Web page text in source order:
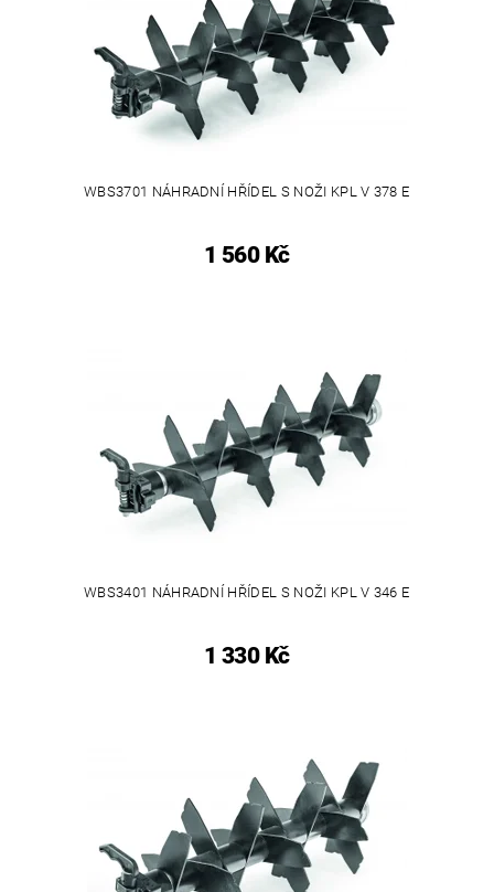
WBS3701 NÁHRADNÍ HŘÍDEL S NOŽI KPL V 378 E
1 560 Kč
WBS3401 NÁHRADNÍ HŘÍDEL S NOŽI KPL V 346 E
1 330 Kč